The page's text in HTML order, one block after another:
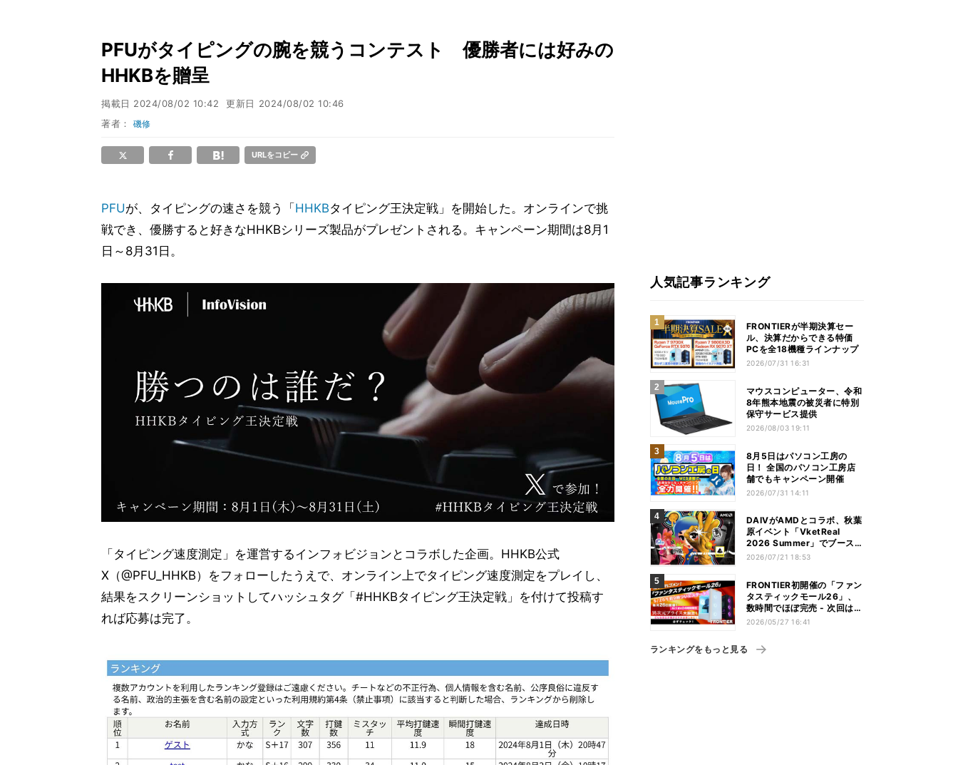
PFUがタイピングの腕を競うコンテスト 優勝者には好みの
HHKBを贈呈
掲載日 2024/08/02 10:42 更新日 2024/08/02 10:46
著者：磯修
URLをコピー
PFUが、タイピングの速さを競う「 HHKBタイピング王決定戦」を開始した。オンラインで挑
戦でき、優勝すると好きなHHKBシリーズ製品がプレゼントされる。キャンペーン期間は8月1
日～8月31日。
「タイピング速度測定」を運営するインフォビジョンとコラボした企画。HHKB公式
X（@PFU_HHKB）をフォローしたうえで、オンライン上でタイピング速度測定をプレイし、
結果をスクリーンショットしてハッシュタグ「#HHKBタイピング王決定戦」を付けて投稿す
れば応募は完了。
人気記事ランキング
FRONTIERが半期決算セー
ル、決算だからできる特価
PCを全18機種ラインナップ
2026/07/31 16:31
マウスコンピューター、令和
8年熊本地震の被災者に特別
保守サービス提供
2026/08/03 19:11
8月5日はパソコン工房の
日！ 全国のパソコン工房店
舗でもキャンペーン開催
2026/07/31 14:11
DAIVがAMDとコラボ、秋葉
原イベント「VketReal
2026 Summer」でブース展
開 - 7月25日/26日開催
2026/07/21 18:53
FRONTIER初開催の「ファン
タスティックモール26」、
数時間でほぼ完売 - 次回は来
月26日
2026/05/27 16:41
ランキングをもっと見る